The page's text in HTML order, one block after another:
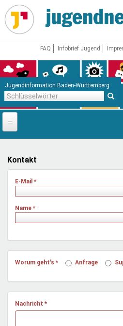
Direkt
zum
Inhalt
FAQ Infobrief Jugend
Jugendinformation Baden-Württemberg
Startseite
News
Jugendnetz
Freizeit & Reisen
Mentoren & Projekte
Demokratie & Beteiligung
Vor Ort
Kontakt
E-Mail *
Name *
Worum geht's * Anfrage
Nachricht *